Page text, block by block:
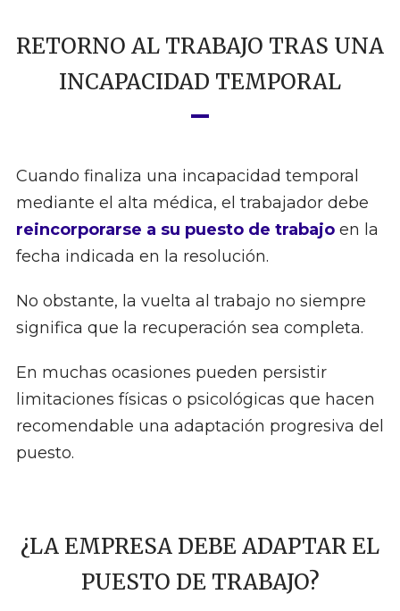
RETORNO AL TRABAJO TRAS UNA
INCAPACIDAD TEMPORAL
Cuando finaliza una incapacidad temporal
mediante el alta médica, el trabajador debe
reincorporarse a su puesto de trabajoen la
fecha indicada en la resolución.
No obstante, la vuelta al trabajo no siempre
significa que la recuperación sea completa.
En muchas ocasiones pueden persistir
limitaciones físicas o psicológicas que hacen
recomendable una adaptación progresiva del
puesto.
¿LA EMPRESA DEBE ADAPTAR EL
PUESTO DE TRABAJO?